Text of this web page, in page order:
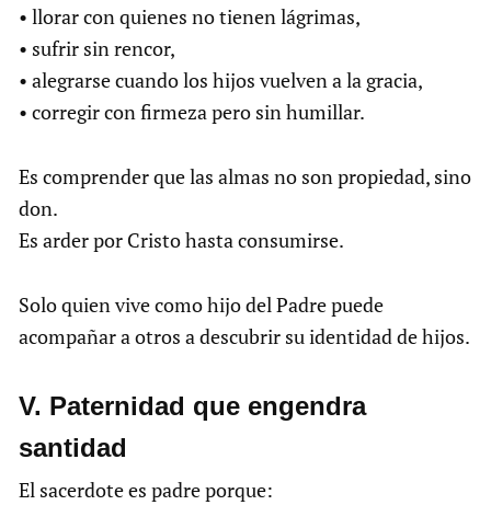
• llorar con quienes no tienen lágrimas,
• sufrir sin rencor,
• alegrarse cuando los hijos vuelven a la gracia,
• corregir con firmeza pero sin humillar.
Es comprender que las almas no son propiedad, sino
don.
Es arder por Cristo hasta consumirse.
Solo quien vive como hijo del Padre puede
acompañar a otros a descubrir su identidad de hijos.
V. Paternidad que engendra
santidad
El sacerdote es padre porque: